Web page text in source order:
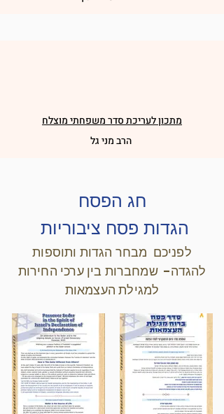
מתכון לעריכת סדר משפחתי מוצלח
הרב מני גל
חג הפסח
הגדות פסח ציבוריות
לפניכם מבחר הגדות ותוספות
להגדה- שמחברות בין ערכי החירות
למגילת העצמאות